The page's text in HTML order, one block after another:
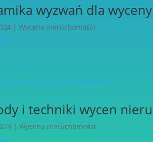
wyzwań dla
|Wycena nieruchomości
i techniki wycen
|Wycena nieruchomości